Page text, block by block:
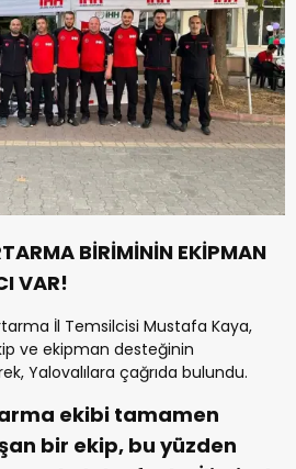
BİRİMİNİN EKİPMAN
VAR!
İl Temsilcisi Mustafa Kaya,
ve ekipman desteğinin
Yalovalılara çağrıda bulundu.
ekibi tamamen
bir ekip, bu yüzden